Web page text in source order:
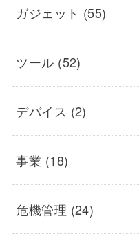
ガジェット (55)
ツール (52)
デバイス (2)
事業 (18)
危機管理 (24)